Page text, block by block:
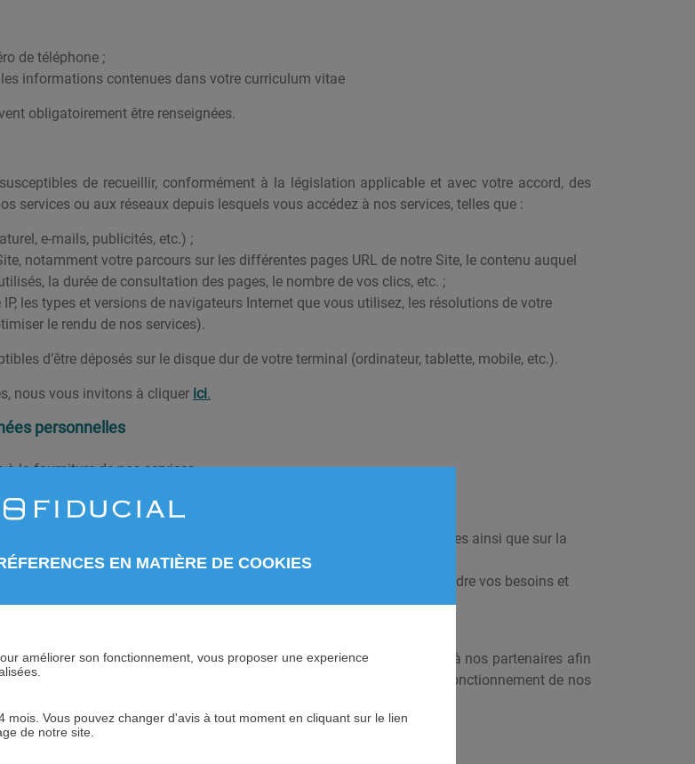
de téléphone ;
informations contenues dans votre curriculum vitae
obligatoirement être renseignées.
de recueillir, conformément à la législation applicable et avec votre accord, des
services ou aux réseaux depuis lesquels vous accédez à nos services, telles que :
e-mails, publicités, etc.) ;
notamment votre parcours sur les différentes pages URL de notre Site, le contenu auquel
la durée de consultation des pages, le nombre de vos clics, etc. ;
les types et versions de navigateurs Internet que vous utilisez, les résolutions de votre
le rendu de nos services).
d’être déposés sur le disque dur de votre terminal (ordinateur, tablette, mobile, etc.).
nous vous invitons à cliquer ici.
personnelles
à la fourniture de nos services.
pour :
la base de notre obligation de respecter les lois et règlements applicables ainsi que sur la
sur la base de notre intérêt légitime pour nous aider à mieux comprendre vos besoins et
sur notre Site.
aux sociétés du Groupe FIDUCIAL, à nos prestataires techniques et à nos partenaires afin
dessus, leur hébergement et, de manière générale, d’assurer le bon fonctionnement de nos
EN MATIÈRE DE COOKIES
améliorer son fonctionnement, vous proposer une experience
mois. Vous pouvez changer d'avis à tout moment en cliquant sur le lien
de notre site.